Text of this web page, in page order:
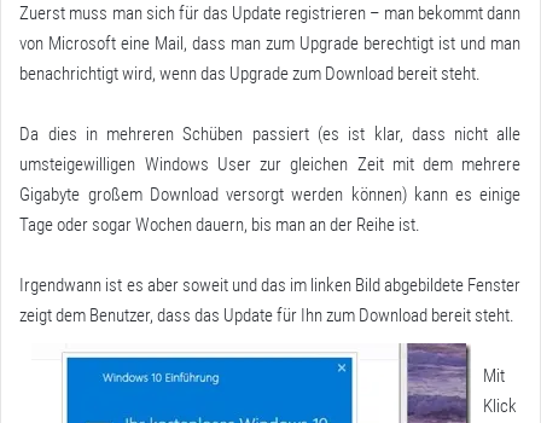
Zuerst muss man sich für das Update registrieren – man bekommt dann
von Microsoft eine Mail, dass man zum Upgrade berechtigt ist und man
benachrichtigt wird, wenn das Upgrade zum Download bereit steht.
Da dies in mehreren Schüben passiert (es ist klar, dass nicht alle
umsteigewilligen Windows User zur gleichen Zeit mit dem mehrere
Gigabyte großem Download versorgt werden können) kann es einige
Tage oder sogar Wochen dauern, bis man an der Reihe ist.
Irgendwann ist es aber soweit und das im linken Bild abgebildete Fenster
zeigt dem Benutzer, dass das Update für Ihn zum Download bereit steht.
Mit
Klick